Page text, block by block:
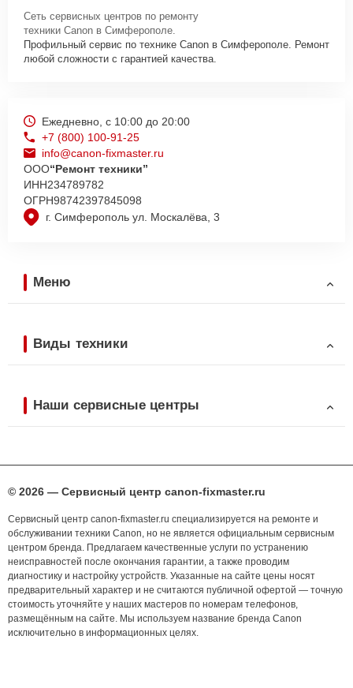
Сеть сервисных центров по ремонту
техники Canon в Симферополе.
Профильный сервис по технике Canon в Симферополе. Ремонт
любой сложности с гарантией качества.
г. Симферополь ул. Москалёва, 3
Ежедневно, с 10:00 до 20:00
+7 (800) 100-91-25
info@canon-fixmaster.ru
ООО“Ремонт техники”
ИНН234789782
ОГРН98742397845098
Меню
Виды техники
Наши сервисные центры
© 2026 — Сервисный центр canon-fixmaster.ru
Сервисный центр canon-fixmaster.ru специализируется на ремонте и
обслуживании техники Canon, но не является официальным сервисным
центром бренда. Предлагаем качественные услуги по устранению
неисправностей после окончания гарантии, а также проводим
диагностику и настройку устройств. Указанные на сайте цены носят
предварительный характер и не считаются публичной офертой — точную
стоимость уточняйте у наших мастеров по номерам телефонов,
размещённым на сайте. Мы используем название бренда Canon
исключительно в информационных целях.